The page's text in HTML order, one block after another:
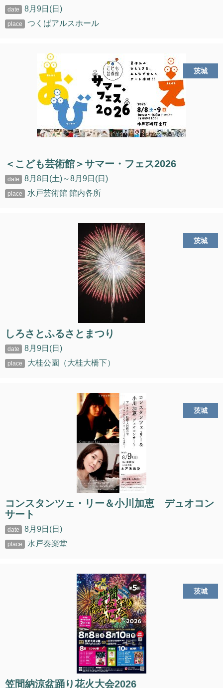
8月9日(日)
つくばアルスホール
茨城
＜こども芸術館＞サマー・フェス2026
8月8日(土)～8月9日(日)
水戸芸術館 館内各所
茨城
しろさとふるさとまつり
8月9日(日)
大桂公園（大桂大橋下）
茨城
コンスタンツェ・リー＆小川加恵 デュオコン
サート
8月9日(日)
水戸奏楽堂
茨城
笠間納涼盆踊り花火大会2026